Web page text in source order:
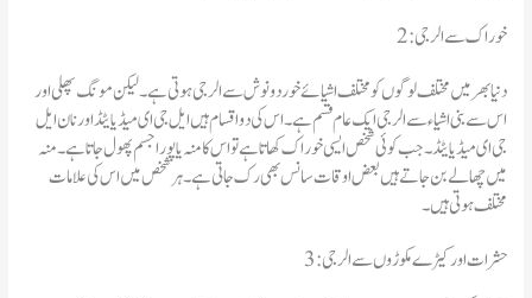
2: خوراک سے الرجی
دنیا بھر میں مختلف لوگوں کو مختلف اشیائے خوردونوش سے الرجی ہوتی ہے۔لیکن مونگ پھلی اور
اس سے بنی اشیاء سے الرجی ایک عام قسم ہے۔اس کی دو اقسام ہیں ایل جی ای میڈیایٹڈ اور نان ایل
جی ای میڈیایٹڈ۔جب کوئی شخص ایسی خوراک کھاتا ہے تو اس کا منہ یا پورا جسم پھول جاتاہے۔منہ
میں چھالے بن جاتے ہیں بعض اوقات سانس بھی رک جاتی ہے۔ہر شخص میں اس کی علامات
مختلف ہوتی ہیں۔
3: حشرات اور کیڑے مکوڑوں سے الرجی